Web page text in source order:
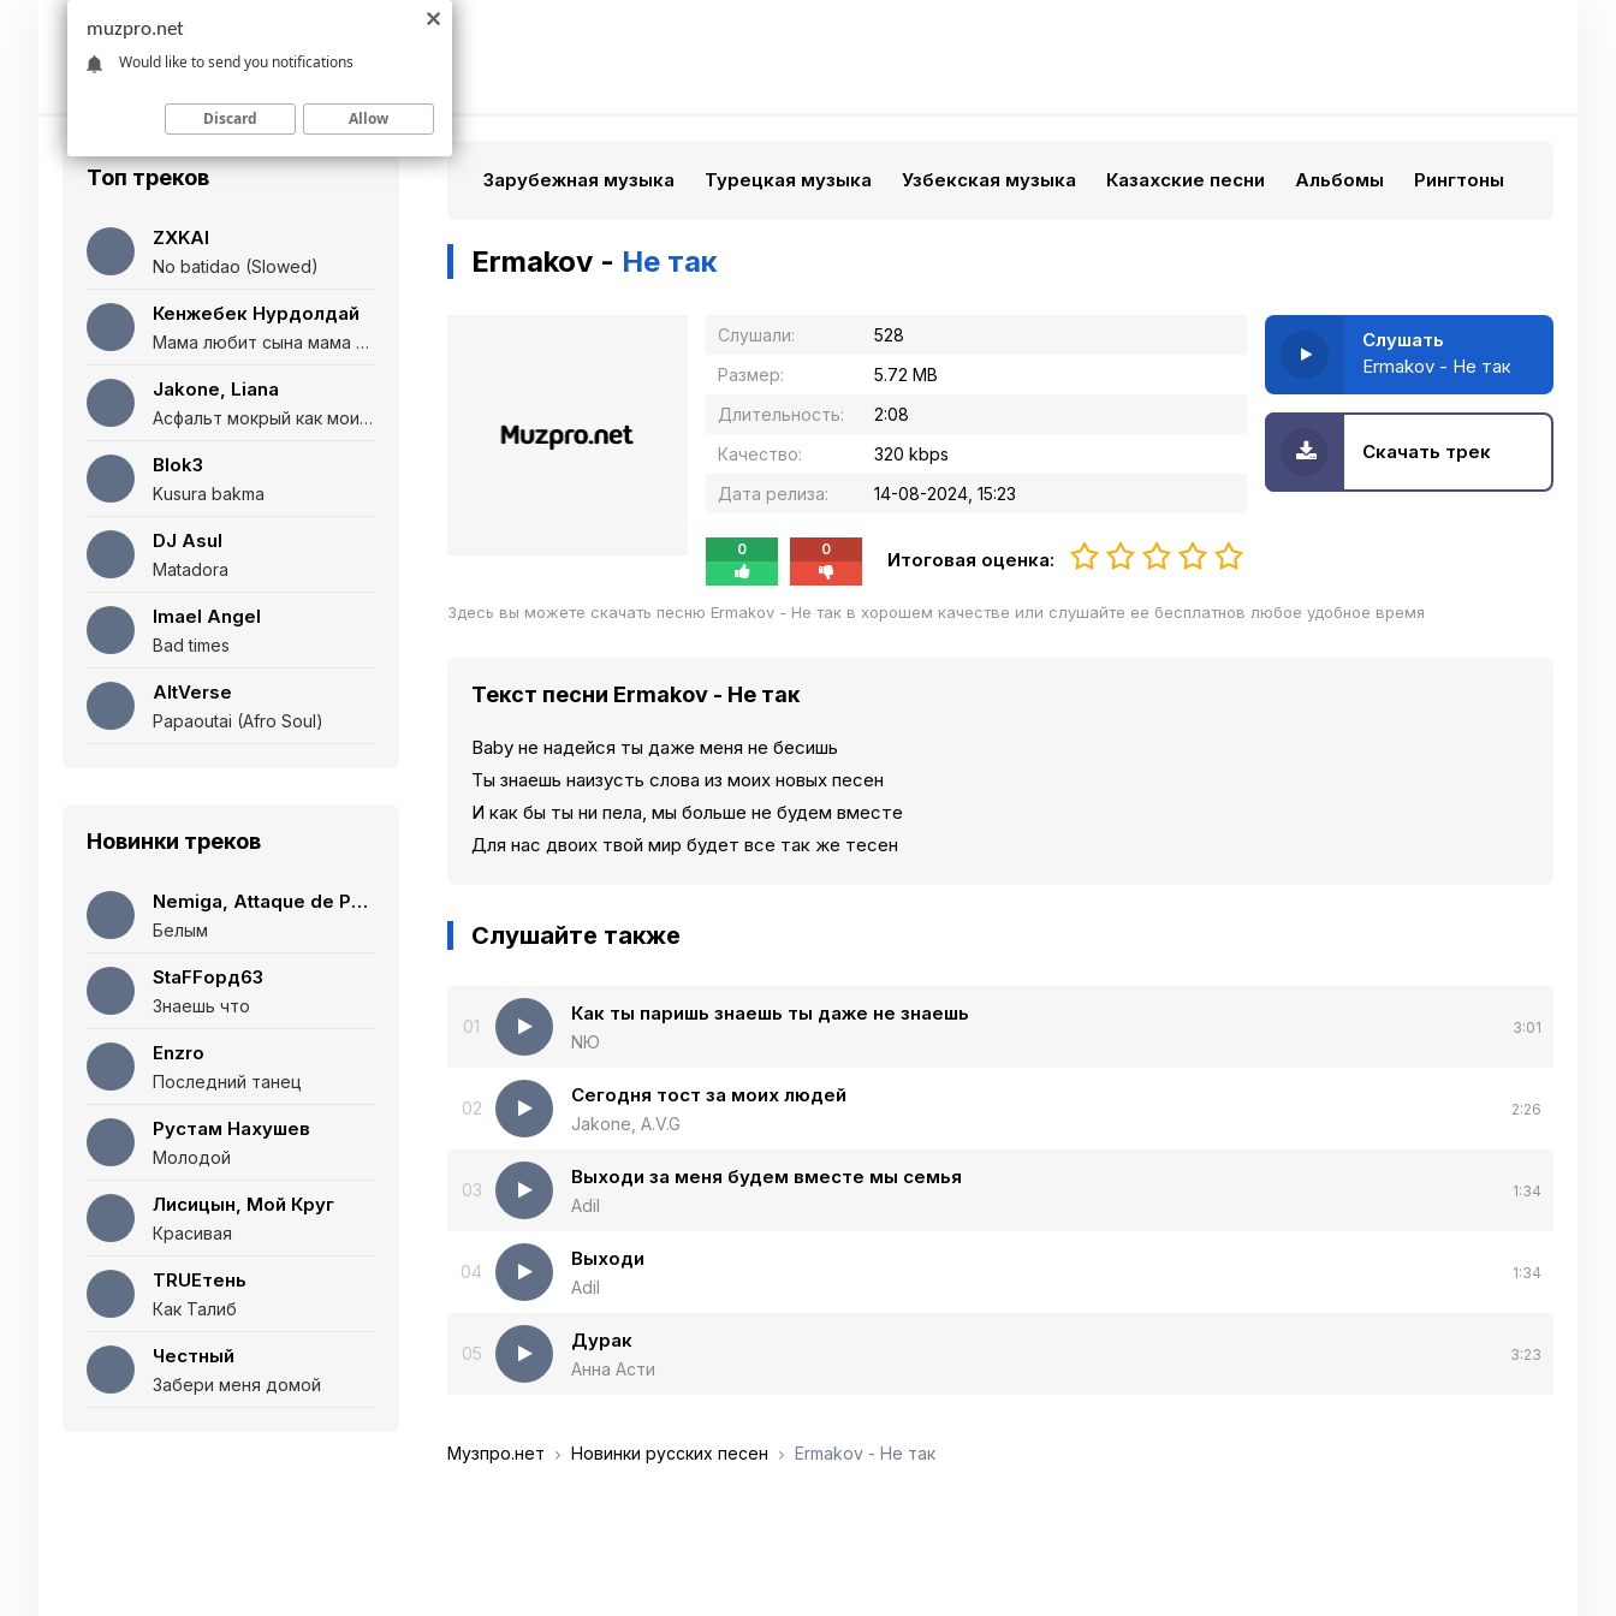
Топ треков
ZXKAI
No batidao (Slowed)
Кенжебек Нурдолдай
Мама любит сына мама любит дочь (Полная версия)
Jakone, Liana
Асфальт мокрый как мои глаза и я нарезаю
Blok3
Kusura bakma
DJ Asul
Matadora
Imael Angel
Bad times
AltVerse
Papaoutai (Afro Soul)
Новинки треков
Nemiga, Attaque de Panique
Белым
StaFFорд63
Знаешь что
Enzro
Последний танец
Рустам Нахушев
Молодой
Лисицын, Мой Круг
Красивая
TRUEтень
Как Талиб
Честный
Забери меня домой
Зарубежная музыка Турецкая музыка Узбекская музыка Казахские песни Альбомы Рингтоны
Ermakov - Не так
Слушали:
528
Размер:
5.72 MB
Длительность:
2:08
Качество:
320 kbps
Дата релиза:
14-08-2024, 15:23
0 0 Итоговая оценка:
Слушать
Ermakov - Не так
Скачать трек
Здесь вы можете скачать песню Ermakov - Не так в хорошем качестве или слушайте ее бесплатнов любое удобное время
Текст песни Ermakov - Не так
Baby не надейся ты даже меня не бесишь
Ты знаешь наизусть слова из моих новых песен
И как бы ты ни пела, мы больше не будем вместе
Для нас двоих твой мир будет все так же тесен
Слушайте также
01
Как ты паришь знаешь ты даже не знаешь
NЮ
3:01
02
Сегодня тост за моих людей
Jakone, A.V.G
2:26
03
Выходи за меня будем вместе мы семья
Adil
1:34
04
Выходи
Adil
1:34
05
Дурак
Анна Асти
3:23
Музпро.нет Новинки русских песен Ermakov - Не так
muzpro.net
Would like to send you notifications
Discard Allow